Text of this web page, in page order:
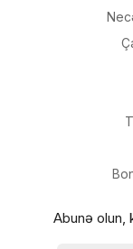
Abunə olun,